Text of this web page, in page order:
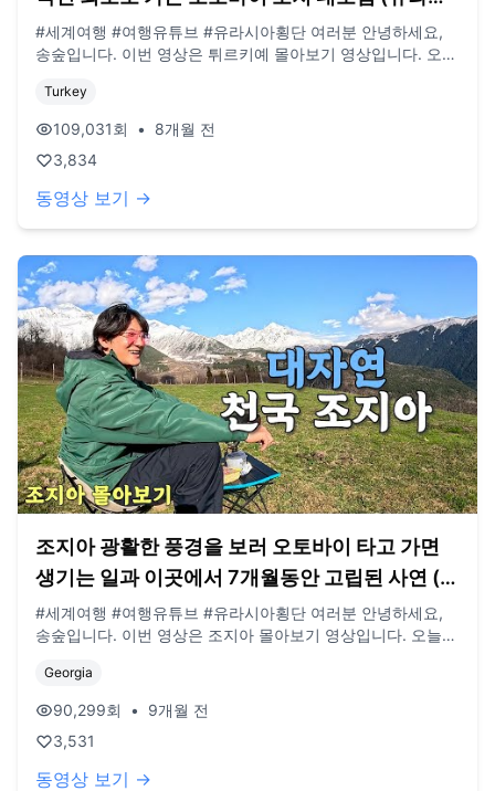
아 🇹🇷)
#세계여행 #여행유튜브 #유라시아횡단 여러분 안녕하세요,
송숲입니다. 이번 영상은 튀르키예 몰아보기 영상입니다. 오늘
바랍니다. 오늘도 사랑합니다. 비즈니스 이메일:
biz@companyboat.com 개인 이메일:
dlstjr8585@naver.com 인스타그램: song_forest 카메라:
GoPro12 black, Iphone 13 드론: DJI Mini Pro3
Turkey
109,031회 •
8개월 전
3,834
동영상 보기 →
조지아 광활한 풍경을 보러 오토바이 타고 가면
생기는 일과 이곳에서 7개월동안 고립된 사연 (유
라시아 🇬🇪)
#세계여행 #여행유튜브 #유라시아횡단 여러분 안녕하세요,
송숲입니다. 이번 영상은 조지아 몰아보기 영상입니다. 오늘도
니다. 오늘도 사랑합니다. 비즈니스 이메일:
biz@companyboat.com 개인 이메일:
dlstjr8585@naver.com 인스타그램: song_forest 카메라:
GoPro12 black, Iphone 13 드론: DJI Mini Pro3
Georgia
90,299회 •
9개월 전
3,531
동영상 보기 →